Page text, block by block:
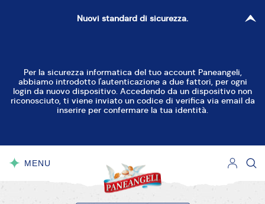
Nuovi standard di sicurezza.
Per la sicurezza informatica del tuo account Paneangeli,
abbiamo introdotto l'autenticazione a due fattori, per ogni
login da nuovo dispositivo. Accedendo da un dispositivo non
riconosciuto, ti viene inviato un codice di verifica via email da
inserire per confermare la tua identità.
MENU